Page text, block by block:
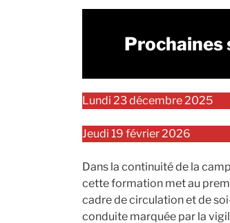
Prochaines
Lundi 23 décembre 2025
Jeudi 19 février 2026
Dans la continuité de la
cette formation met au
cadre de circulation et de
conduite marquée par la